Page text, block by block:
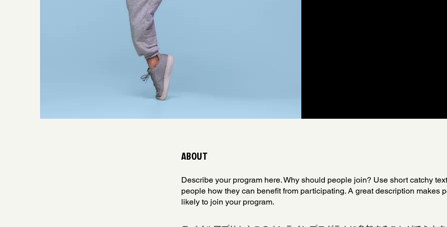
ABOUT
Describe your program here. Why should people join? Use short catchy
people how they can benefit from participating. A great description makes
likely to join your program.